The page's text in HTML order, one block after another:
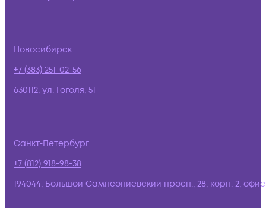
Новосибирск
+7 (383) 251-02-56
630112, ул. Гоголя, 51
Санкт-Петербург
+7 (812) 918-98-38
194044, Большой Сампсониевский просп., 28, корп. 2,